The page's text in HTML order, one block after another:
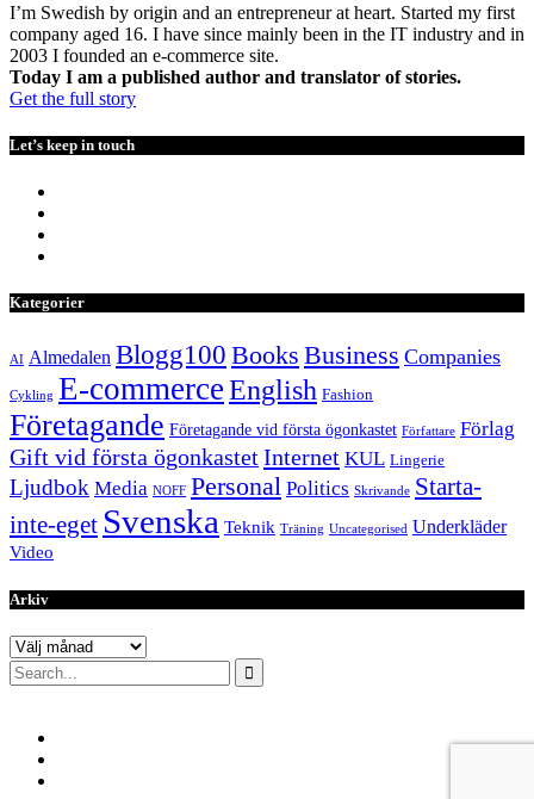
I’m Swedish by origin and an entrepreneur at heart. Started my first
company aged 16. I have since mainly been in the IT industry and in
2003 I founded an e-commerce site.
Today I am a published author and translator of stories.
Get the full story
Let’s keep in touch
Kategorier
AI Almedalen Blogg100 Books Business Companies
Cykling E-commerceEnglish Fashion
Företagande Företagande vid första ögonkastet Författare Förlag
Gift vid första ögonkastetInternet KUL Lingerie
Ljudbok Media NOFF Personal Politics Skrivande Starta-
inte-eget Svenska Teknik Träning Uncategorised Underkläder
Video
Arkiv
Arkiv